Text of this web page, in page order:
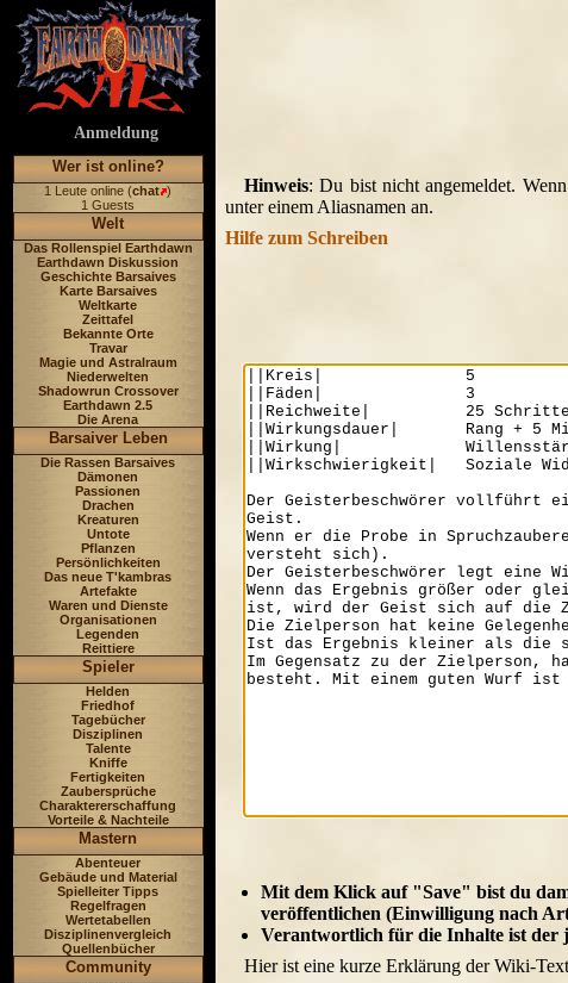
Anmeldung
Wer ist online?
1 Leute online (chat )
1 Guests
Welt
Das Rollenspiel Earthdawn
Earthdawn Diskussion
Geschichte Barsaives
Karte Barsaives
Weltkarte
Zeittafel
Bekannte Orte
Travar
Magie und Astralraum
Niederwelten
Shadowrun Crossover
Earthdawn 2.5
Die Arena
Barsaiver Leben
Die Rassen Barsaives
Dämonen
Passionen
Drachen
Kreaturen
Untote
Pflanzen
Persönlichkeiten
Das neue T'kambras
Artefakte
Waren und Dienste
Organisationen
Legenden
Reittiere
Spieler
Helden
Friedhof
Tagebücher
Disziplinen
Talente
Kniffe
Fertigkeiten
Zaubersprüche
Charaktererschaffung
Vorteile & Nachteile
Mastern
Abenteuer
Gebäude und Material
Spielleiter Tipps
Regelfragen
Wertetabellen
Disziplinenvergleich
Quellenbücher
Community
Hinweis: Du bist nicht angemeldet.
unter einem Aliasnamen an.
Hilfe zum Schreiben
Mit dem Klick auf "Save" bist du
veröffentlichen (Einwilligung nach
Verantwortlich für die Inhalte ist der
Hier ist eine kurze Erklärung der Wiki-